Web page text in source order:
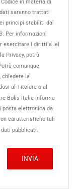
in materia di
saranno trattati
principi stabiliti dal
Per informazioni
esercitare i diritti a lei
Privacy, potrà
comunque
chiedere la
al Titolare o al
Bolis Italia informa
posta elettronica da
caratteristiche tali
pubblicati.